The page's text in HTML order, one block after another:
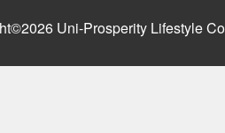
Uni-Prosperity Lifestyle